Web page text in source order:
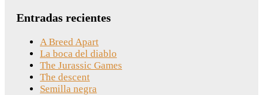
Entradas recientes
A Breed Apart
La boca del diablo
The Jurassic Games
The descent
Semilla negra